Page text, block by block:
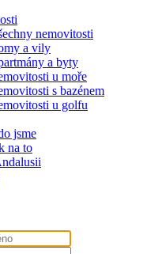
nemovitosti
a vily
a byty
u moře
s bazénem
u golfu
jsme
na to